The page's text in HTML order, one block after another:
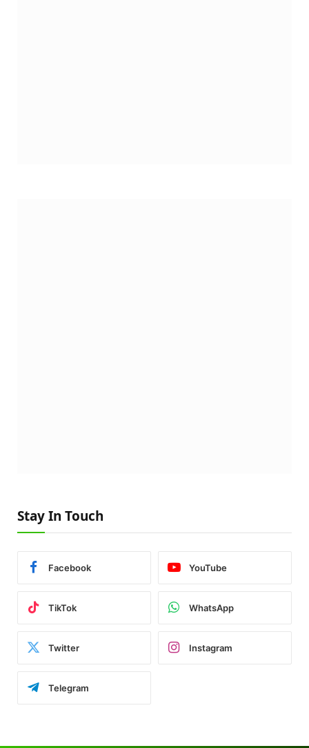
Stay In Touch
Facebook YouTube
TikTok WhatsApp
Twitter Instagram
Telegram